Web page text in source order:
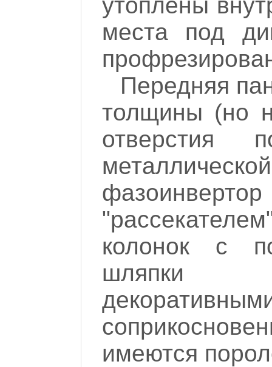
места под
Передняя
толщины (но
отверстия
колонок с
шляпки
имеются